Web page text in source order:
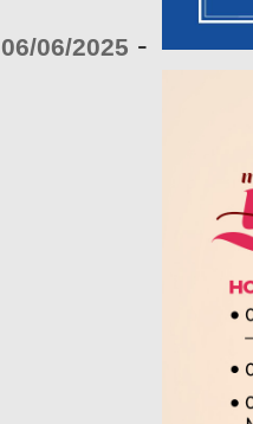
06/06/2025 -